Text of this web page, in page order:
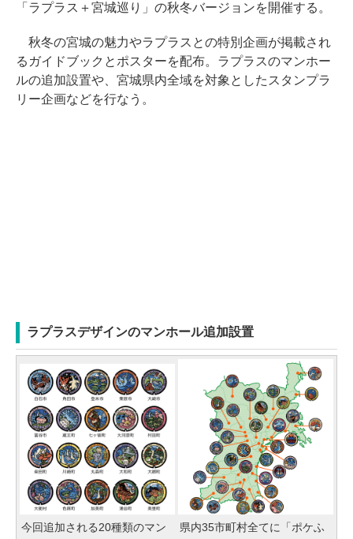
「ラプラス＋宮城巡り」の秋冬バージョンを開催する。
秋冬の宮城の魅力やラプラスとの特別企画が掲載され
るガイドブックとポスターを配布。ラプラスのマンホー
ルの追加設置や、宮城県内全域を対象としたスタンプラ
リー企画などを行なう。
ラプラスデザインのマンホール追加設置
今回追加される20種類のマン
県内35市町村全てに「ポケふ